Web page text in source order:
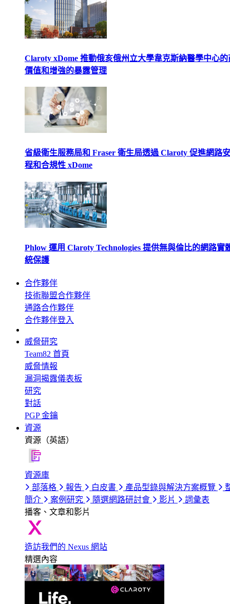
Claroty xDome 推動俄亥俄州立大學韋克斯納醫學中心的
價值和增強的暴露管理
省級衛生服務局和 Fraser 衛生局透過 Claroty 促進網路
程和合規性 xDome
Phlow 運用 Claroty Technologies 提供無與倫比的網路實
統保護
合作夥伴
技術聯盟合作夥伴
通路合作夥伴
合作夥伴登入
威脅研究
Team82 首頁
威脅情報
漏洞揭露儀表板
研究
對話
PGP 金鑰
資源
資源（英語）
資源庫
部落格
報告 白皮書 產品型錄與解決方案概覽
簡介
案例研究 隨選網路研討會 影片
詞彙表
播客、文章和影片
造訪我們的 Nexus 網站
精選內容